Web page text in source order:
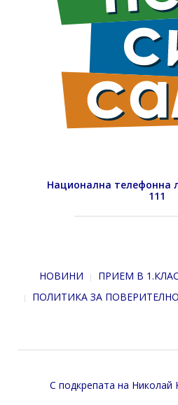
Национална телефонна
111
НОВИНИ ПРИЕМ В 1.КЛАС
ПОЛИТИКА ЗА
С подкрепата на Николай